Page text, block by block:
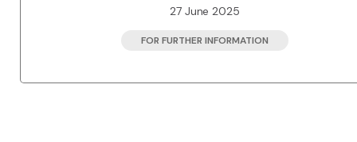
27 June 2025
FOR FURTHER INFORMATION